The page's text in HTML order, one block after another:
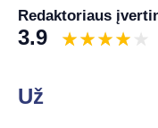
Redaktoriaus
3.9
Už